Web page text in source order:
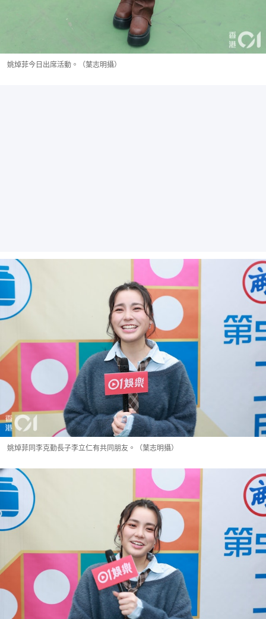
姚焯菲今日出席活動。（葉志明攝）
姚焯菲同李克勤長子李立仁有共同朋友。（葉志明攝）